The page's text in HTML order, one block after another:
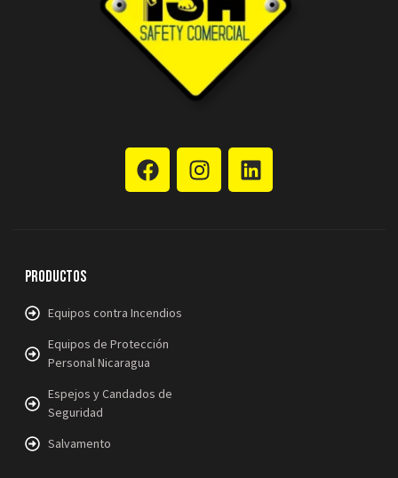
Productos
Equipos contra Incendios
Equipos de Protección
Personal Nicaragua
Espejos y Candados de
Seguridad
Salvamento